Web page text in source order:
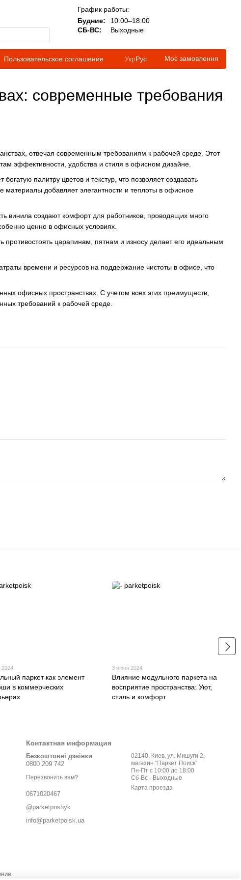
График работы:
Будние:
10:00–18:00
СБ-ВС:
Выходные
Пользовательское соглашение УкрРус Моє замовлення
современные требования
отвечая современным требованиям к рабочей среде. Этот
эффективности, удобства и стиля в офисном дизайне.
палитру цветов и текстур, что позволяет создавать
добавляет элегантности и теплоты в офисное
винила создают комфорт для работников, проводящих много
ценно в офисных условиях.
противостоять царапинам, пятнам и износу делает его идеальным
времени и ресурсов на поддержание чистоты в офисе, что
офисных пространствах. С учетом всех этих преимуществ,
требований к рабочей среде.
2024
паркет как элемент
в коммерческих
3 июня 2024
Влияние модульного паркета на
восприятие пространства: Уют,
стиль и комфорт
Контактная информация
Безкоштовні дзвінки
0800 209 742
Перезвонить вам?
0671020467
@parketposhyk
info@parketpoisk.ua
02140, Киев, ул. Мишуги 2,
магазин "Паркет Поиск"
Пн-Пт с 10:00 до 18:00
Сб-Вс - Выходные
Карта проезда